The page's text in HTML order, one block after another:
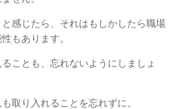
と感じたら、それはもしかしたら職場
もあります。
ことも、忘れないようにしましょ
取り入れることを忘れずに。